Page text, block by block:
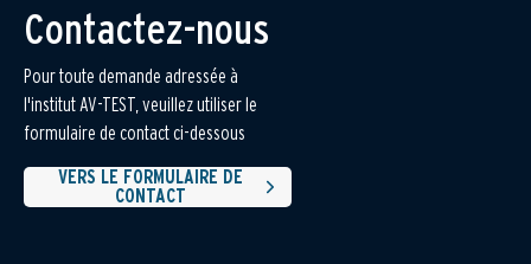
Contactez-nous
Pour toute demande adressée à
l'institut AV-TEST, veuillez utiliser le
formulaire de contact ci-dessous
VERS LE FORMULAIRE DE
CONTACT